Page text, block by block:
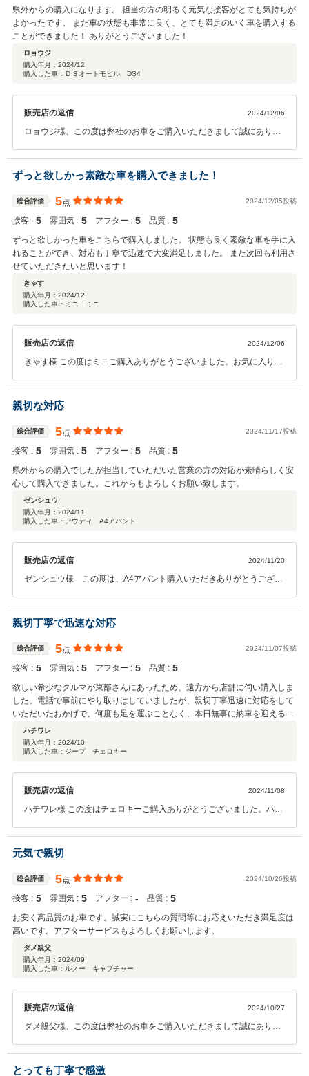
県外からの購入になります。 担当の方の明るく元気な接客がとても気持ちが
よかったです。 まだ車の状態も非常に良く、とても満足のいく車を購入する
ことができました！ ありがとうございました！
ロョウジ
購入年月： 2024/12
購入した車：ＤＳオートモビル DS4
販売店の返信 2024/12/06
ロョウジ様、この度は弊社のお車をご購入いただきまして誠にありが
に間に合ってよかったです！今後もメンテナンスなどでしっかりサポ
ートいたしますので、頼って頂けたら嬉しいです！ありがとうござい
ました！！
ずっと欲しかっ素敵な車を購入できました！
総合評価 5点 2024/12/05投稿
接客 : 5 雰囲気 : 5 アフター : 5 品質 : 5
ずっと欲しかった車をこちらで購入しました。 状態も良く素敵な車を手に入
れることができ、対応も丁寧で迅速で大変満足しました。 また次回も利用さ
せていただきたいと思います！
きゃす
購入年月： 2024/12
購入した車：ミニ ミニ
販売店の返信 2024/12/06
きゃす様 この度はミニご購入ありがとうございました。お気に入りの
りフォローさせていただきますので末永くよろしくお願いします。素
敵なカーライフをお楽しみください。ありがとうございました！！
親切な対応
総合評価 5点 2024/11/17投稿
接客 : 5 雰囲気 : 5 アフター : 5 品質 : 5
県外からの購入でしたが担当していただいた営業の方の対応が素晴らしく安
心して購入できました。これからもよろしくお願い致します。
ゼンシュウ
購入年月： 2024/11
購入した車：アウディ A4アバント
販売店の返信 2024/11/20
ゼンシュウ様 この度は、A4アバント購入いただきありがとうござい
お困りの際は、直ぐにご連絡くださいませ。 今回、自動車保険も加入
いただきありがとうございました。どこよりも困った時、助けになる
会社です。 ぜひ今後も宜しくお願いいたします。
親切丁寧で迅速な対応
総合評価 5点 2024/11/07投稿
接客 : 5 雰囲気 : 5 アフター : 5 品質 : 5
欲しい希少なクルマが東部さんにあったため、遠方から店舗に伺い購入しま
した。電話で事前にやり取りはしていましたが、親切丁寧迅速に対応をして
いただいたおかげで、何度も足を運ぶことなく、本日無事に納車を迎えるこ
とができました。 気持ちを込めてご対応いただいたクルマですので、これか
ら大切に長く乗っていきたいと思います。お世話になりました。ありがとう
ございました。
ハチワレ
購入年月： 2024/10
購入した車：ジープ チェロキー
販売店の返信 2024/11/08
ハチワレ様 この度はチェロキーご購入ありがとうございました。ハチ
た。遠方より足を運んでいただきありがとうございます。しっかり仕
上げさせていただきましたのでぜひ楽しいカーライフをお楽しみいた
だけたらと思います。ありがとうございました！！
元気で親切
総合評価 5点 2024/10/26投稿
接客 : 5 雰囲気 : 5 アフター : ‐ 品質 : 5
お安く高品質のお車です。誠実にこちらの質問等にお応えいただき満足度は
高いです。アフターサービスもよろしくお願いします。
ダメ親父
購入年月： 2024/09
購入した車：ルノー キャプチャー
販売店の返信 2024/10/27
ダメ親父様、この度は弊社のお車をご購入いただきまして誠にありが
た、このような素晴らしい評価を頂き有難うございます！距離はあり
ますがお困りの際は頼って頂けたらと思います！今後も宜しくお願い
とっても丁寧で感激